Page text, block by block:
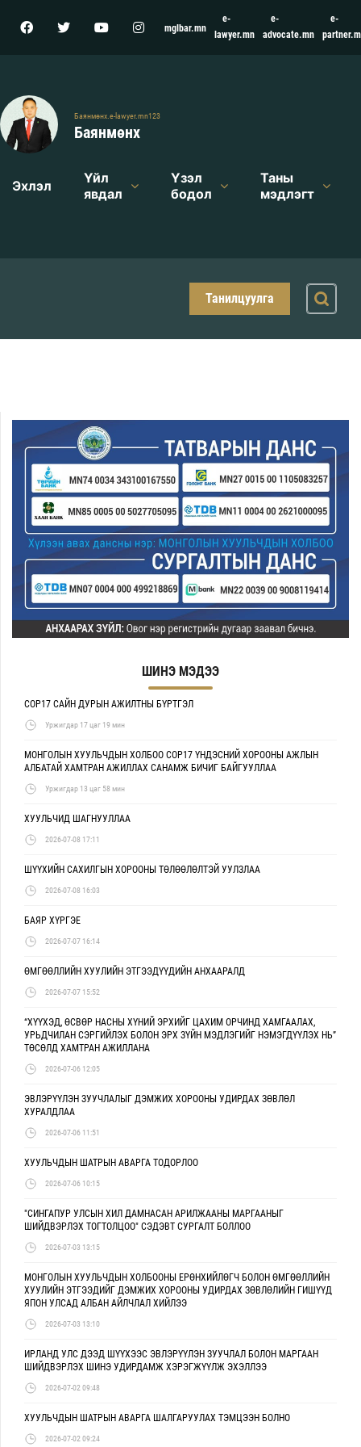
mglbar.mn
e-
lawyer.mn
e-
advocate.mn
e-
Баянмөнх.e-lawyer.mn123
Баянмөнх
Эхлэл
Үйл
явдал
Үзэл
бодол
Таны
мэдлэгт
Танилцуулга
ШИНЭ МЭДЭЭ
COP17 САЙН ДУРЫН АЖИЛТНЫ БҮРТГЭЛ
Уржигдар 17 цаг 19 мин
МОНГОЛЫН ХУУЛЬЧДЫН ХОЛБОО COP17 ҮНДЭСНИЙ ХОРООНЫ АЖЛЫН
АЛБАТАЙ ХАМТРАН АЖИЛЛАХ САНАМЖ БИЧИГ БАЙГУУЛЛАА
Уржигдар 13 цаг 58 мин
ХУУЛЬЧИД ШАГНУУЛЛАА
2026-07-08 17:11
ШҮҮХИЙН САХИЛГЫН ХОРООНЫ ТӨЛӨӨЛӨЛТЭЙ УУЛЗЛАА
2026-07-08 16:03
БАЯР ХҮРГЭЕ
2026-07-07 16:14
ӨМГӨӨЛЛИЙН ХУУЛИЙН ЭТГЭЭДҮҮДИЙН АНХААРАЛД
2026-07-07 15:52
“ХҮҮХЭД, ӨСВӨР НАСНЫ ХҮНИЙ ЭРХИЙГ ЦАХИМ ОРЧИНД ХАМГААЛАХ,
УРЬДЧИЛАН СЭРГИЙЛЭХ БОЛОН ЭРХ ЗҮЙН МЭДЛЭГИЙГ НЭМЭГДҮҮЛЭХ НЬ”
ТӨСӨЛД ХАМТРАН АЖИЛЛАНА
2026-07-06 12:05
ЭВЛЭРҮҮЛЭН ЗУУЧЛАЛЫГ ДЭМЖИХ ХОРООНЫ УДИРДАХ ЗӨВЛӨЛ
ХУРАЛДЛАА
2026-07-06 11:51
ХУУЛЬЧДЫН ШАТРЫН АВАРГА ТОДОРЛОО
2026-07-06 10:15
"СИНГАПУР УЛСЫН ХИЛ ДАМНАСАН АРИЛЖААНЫ МАРГААНЫГ
ШИЙДВЭРЛЭХ ТОГТОЛЦОО" СЭДЭВТ СУРГАЛТ БОЛЛОО
2026-07-03 13:15
МОНГОЛЫН ХУУЛЬЧДЫН ХОЛБООНЫ ЕРӨНХИЙЛӨГЧ БОЛОН ӨМГӨӨЛЛИЙН
ХУУЛИЙН ЭТГЭЭДИЙГ ДЭМЖИХ ХОРООНЫ УДИРДАХ ЗӨВЛӨЛИЙН ГИШҮҮД
ЯПОН УЛСАД АЛБАН АЙЛЧЛАЛ ХИЙЛЭЭ
2026-07-03 13:10
ИРЛАНД УЛС ДЭЭД ШҮҮХЭЭС ЭВЛЭРҮҮЛЭН ЗУУЧЛАЛ БОЛОН МАРГААН
ШИЙДВЭРЛЭХ ШИНЭ УДИРДАМЖ ХЭРЭГЖҮҮЛЖ ЭХЭЛЛЭЭ
2026-07-02 09:48
ХУУЛЬЧДЫН ШАТРЫН АВАРГА ШАЛГАРУУЛАХ ТЭМЦЭЭН БОЛНО
2026-07-02 09:24